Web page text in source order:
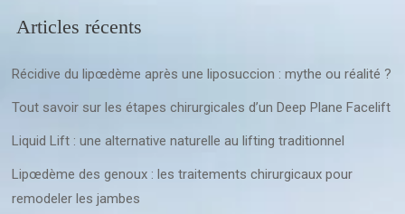
Articles récents
Récidive du lipœdème après une liposuccion : mythe ou réalité ?
Tout savoir sur les étapes chirurgicales d’un Deep Plane Facelift
Liquid Lift : une alternative naturelle au lifting traditionnel
Lipœdème des genoux : les traitements chirurgicaux pour
remodeler les jambes